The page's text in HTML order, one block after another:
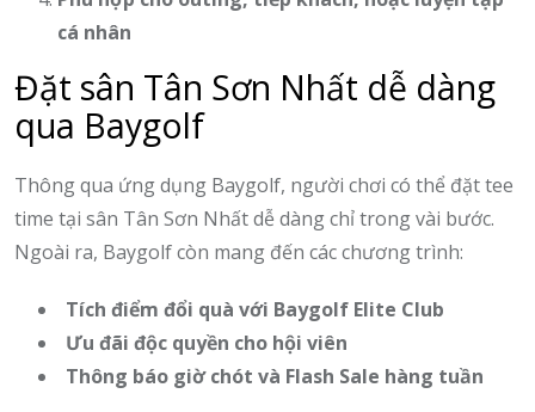
cá nhân
Đặt sân Tân Sơn Nhất dễ dàng
qua Baygolf
Thông qua ứng dụng Baygolf, người chơi có thể đặt tee
time tại sân Tân Sơn Nhất dễ dàng chỉ trong vài bước.
Ngoài ra, Baygolf còn mang đến các chương trình:
Tích điểm đổi quà với Baygolf Elite Club
Ưu đãi độc quyền cho hội viên
Thông báo giờ chót và Flash Sale hàng tuần